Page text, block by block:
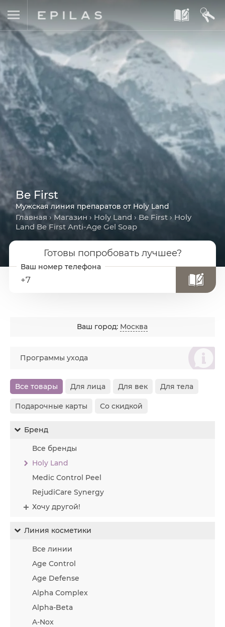
A B
Be First
Мужская линия препаратов от Holy Land
Главная › Магазин › Holy Land › Be First › Holy
Land Be First Anti-Age Gel Soap
Готовы попробовать лучшее?
+7
Ваш город: Москва
စ
Программы ухода
Все товары Для лица Для век Для тела
Подарочные карты Со скидкой
Бренд
Все бренды
Holy Land
Medic Control Peel
RejudiCare Synergy
Хочу другой!
Линия косметики
Все линии
Age Control
Age Defense
Alpha Complex
Alpha-Beta
A-Nox